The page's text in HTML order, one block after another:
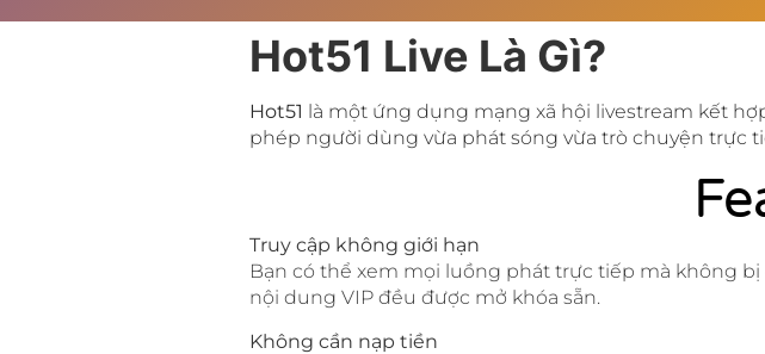
Hot51 Live Là Gì?
Hot51 là một ứng dụng mạng xã hội livestream kết
phép người dùng vừa phát sóng vừa trò chuyện trực
Truy cập không giới hạn
Bạn có thể xem mọi luồng phát trực tiếp mà không
nội dung VIP đều được mở khóa sẵn.
Không cần nạp tiền